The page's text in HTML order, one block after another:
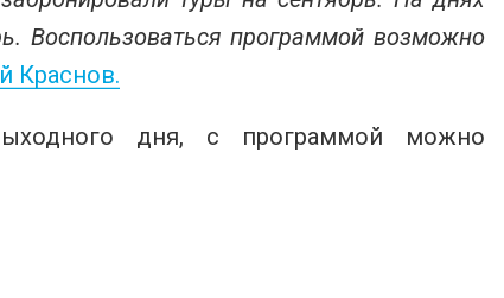
Воспользоваться программой возможно
Краснов.
дня, с программой можно